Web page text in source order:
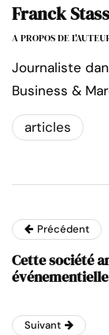
Franck
A PROPOS DE
Journaliste
Business &
articles
Précédent
Cette société
événementielle
Suivant